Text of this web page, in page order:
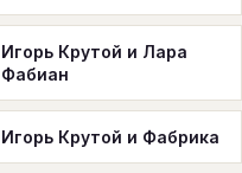
Игорь Крутой и Лара
Фабиан
Игорь Крутой и Фабрика